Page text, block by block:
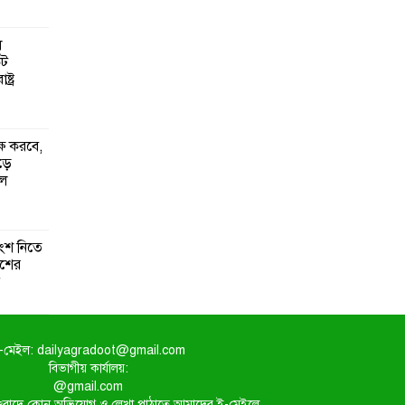
করবে,
নিতে
মেইল: dailyagradoot@gmail.com
বিভাগীয় কার্যালয়:
@gmail.com